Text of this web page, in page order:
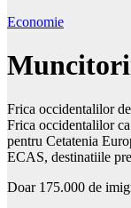
Economie
Frica occidentalilor
Frica occidentalilor
pentru Cetatenia
ECAS, destinatiile
Doar 175.000 de